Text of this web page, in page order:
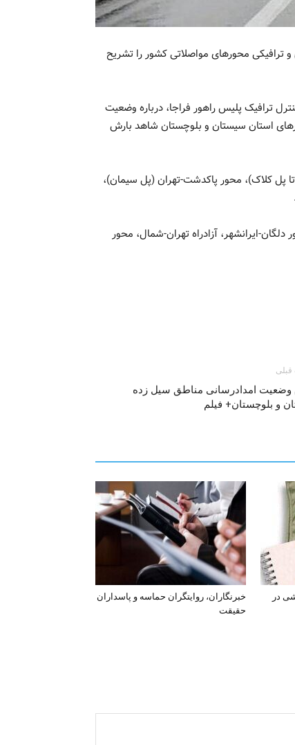
ترافیکی محورهای مواصلاتی کشور را تشریح
ترافیک پلیس راهور فراجا، درباره وضعیت
استان سیستان و بلوچستان شاهد بارش
تا پل کلاک)، محور پاکدشت-تهران (پل سیمان)،
ایرانشهر، آزادراه تهران-شمال، محور
وضعيت امدادرسانى مناطق سيل زده
و بلوچستان+ فیلم
خبرنگاران، روایتگران حماسه و پاسداران
حقیقت
در